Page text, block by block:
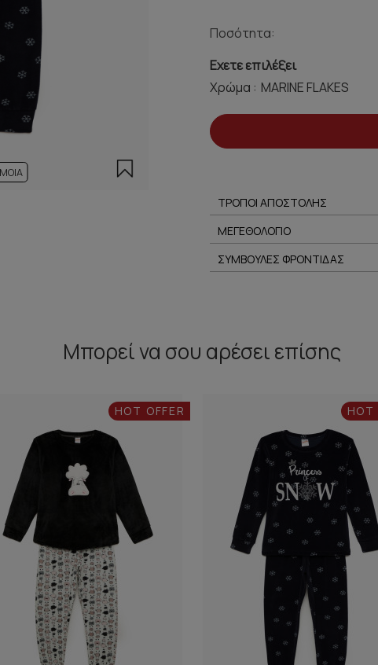
Ποσότητα:
Εχετε επιλέξει
Χρώμα :
ΤΡΟΠΟΙ ΑΠΟΣΤΟΛΗΣ
ΜΕΓΕΘΟΛΟΓΙΟ
ΣΥΜΒΟΥΛΕΣ ΦΡΟΝΤΙΔΑΣ
Μπορεί να σου αρέσει επίσης
HOT OFFER HOT